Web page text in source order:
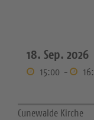
18. Sep. 2026
15:00 -
Cunewalde Kirche